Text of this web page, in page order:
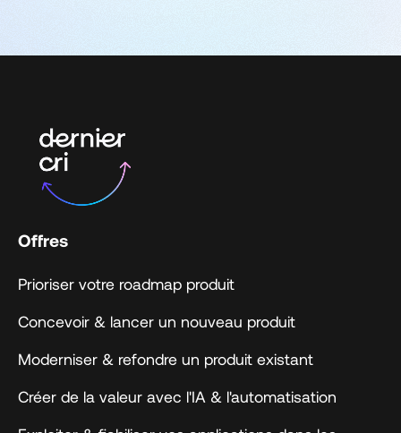
Offres
Prioriser votre roadmap produit
Concevoir & lancer un nouveau produit
Moderniser & refondre un produit existant
Créer de la valeur avec l'IA & l'automatisation